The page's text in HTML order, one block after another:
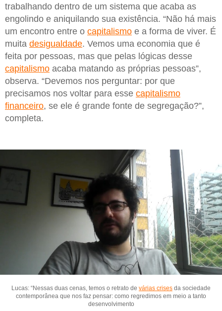
trabalhando dentro de um sistema que acaba as
engolindo e aniquilando sua existência. “Não há mais
um encontro entre o capitalismo e a forma de viver. É
muita desigualdade. Vemos uma economia que é
feita por pessoas, mas que pelas lógicas desse
capitalismo acaba matando as próprias pessoas”,
observa. “Devemos nos perguntar: por que
precisamos nos voltar para esse capitalismo
financeiro, se ele é grande fonte de segregação?”,
completa.
Lucas: “Nessas duas cenas, temos o retrato de várias crises da sociedade
contemporânea que nos faz pensar: como regredimos em meio a tanto
desenvolvimento